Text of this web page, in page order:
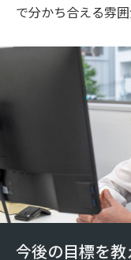
で分かち合える雰
今後の目標を教